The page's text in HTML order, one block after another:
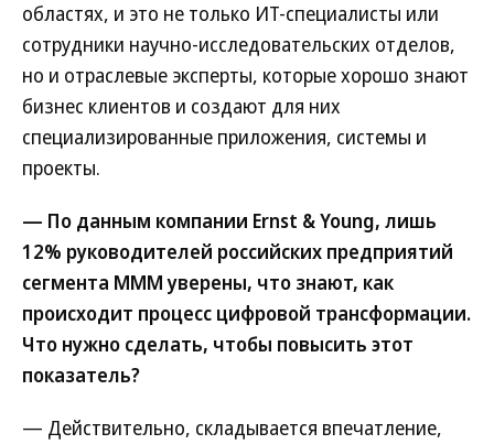
областях, и это не только ИТ-специалисты или
сотрудники научно-исследовательских отделов,
но и отраслевые эксперты, которые хорошо знают
бизнес клиентов и создают для них
специализированные приложения, системы и
проекты.
— По данным компании Ernst & Young, лишь
12% руководителей российских предприятий
сегмента МММ уверены, что знают, как
происходит процесс цифровой трансформации.
Что нужно сделать, чтобы повысить этот
показатель?
— Действительно, складывается впечатление,